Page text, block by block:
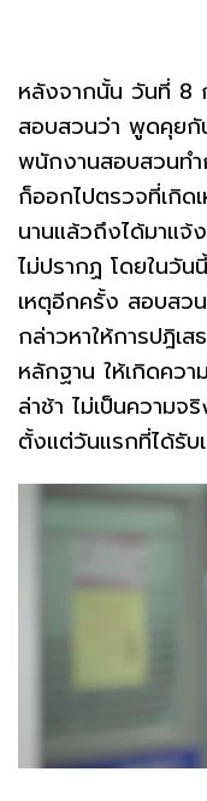
หลังจากนั้น วันที่ 8
สอบสวนว่า พูดคุยกั
พนักงานสอบสวนท
ก็ออกไปตรวจที่เกิด
นานแล้วถึงได้มาแ
ไม่ปรากฏ โดยในวั
เหตุอีกครั้ง สอบสว
กล่าวหาให้การปฎิเ
หลักฐาน ให้เกิดคว
ล่าช้า ไม่เป็นความ
ตั้งแต่วันแรกที่ได้รับ